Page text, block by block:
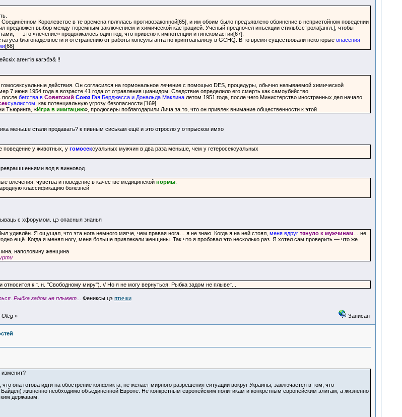
Королевстве в те времена являлась противозаконной[65], и им обоим было предъявлено обвинение в непристойном поведении
предложен выбор между тюремным заключением и химической кастрацией. Учёный предпочёл инъекции стильбэстрола[англ.], чтобы
— это «лечение» продолжалось один год, что привело к импотенции и гинекомастии[67].
благонадёжности и отстранению от работы консультанта по криптоанализу в GCHQ. В то время существовали некоторые опасения
[68]
агентiв кагэбэ& !!
гомосексуальные действия. Он согласился на гормональное лечение с помощью DES, процедуры, обычно называемой химической
7 июня 1954 года в возрасте 41 года от отравления цианидом. Следствие определило его смерть как самоубийство
после бегства в Советский СоюзГая Берджесса и Дональда Маклиналетом 1951 года, после чего Министерство иностранных дел начало
суалистом , как потенциальную угрозу безопасности.[169]
Тьюринга, «Игра в имитацию», продюсеры поблагодарили Лича за то, что он привлек внимание общественности к этой
меньше стали продавать? к пивным сиськам ещё и это отросло у отпрысков имхо
поведение у животных, у гомосексуальных мужчин в два раза меньше, чем у гетеросексуальных
вод в винновод..
влечения, чувства и поведение в качестве медицинской нормы.
классификацию болезней
с хфорумом. цэ опасныя знанья
удивлён. Я ощущал, что эта нога немного мягче, чем правая нога… я не знаю. Когда я на ней стоял, меня вдруг тянуло к мужчинам… не
ещё. Когда я менял ногу, меня больше привлекали женщины. Так что я пробовал это несколько раз. Я хотел сам проверить — что же
наполовину женщина
к т. н. "Свободному миру"). // Но я не могу вернуться. Рыбка задом не плывет...
Рыбка задом не плывет... Фениксы цэ птички
» Записан
она готова идти на обострение конфликта, не желает мирного разрешения ситуации вокруг Украины, заключается в том, что
жизненно необходимо объединенной Европе. Не конкретным европейским политикам и конкретным европейским элитам, а жизненно
державам.